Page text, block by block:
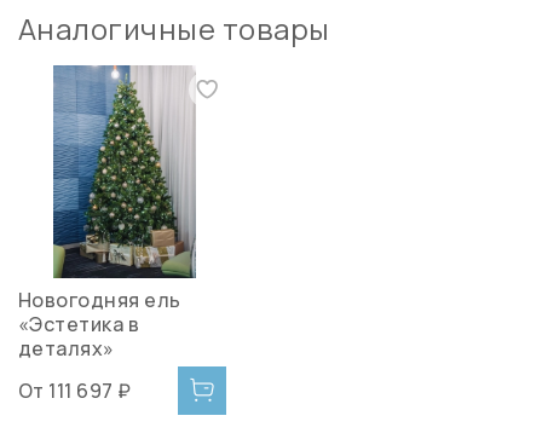
Аналогичные товары
Новогодняя ель
«Эстетика в
деталях»
От 111 697 ₽